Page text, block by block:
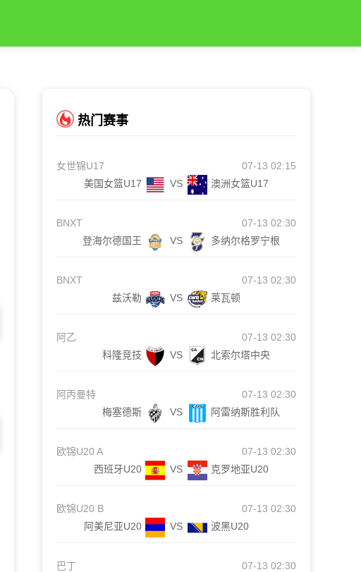
热门赛事
女世锦U17
07-13 02:15
美国女篮U17
VS 澳洲女篮U17
BNXT
07-13 02:30
登海尔德国王
VS 多纳尔格罗宁根
BNXT
07-13 02:30
兹沃勒
VS 莱瓦顿
阿乙
07-13 02:30
科隆竞技
VS 北索尔塔中央
阿丙曼特
07-13 02:30
梅塞德斯
VS 阿雷纳斯胜利队
欧锦U20 A
07-13 02:30
西班牙U20
VS 克罗地亚U20
欧锦U20 B
07-13 02:30
阿美尼亚U20
VS 波黑U20
巴丁
07-13 02:30